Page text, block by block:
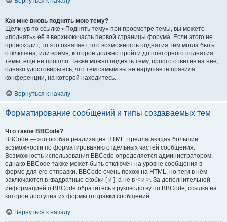
Как мне вновь поднять мою тему?
Щёлкнув по ссылке «Поднять тему» при просмотре темы, вы можете
«поднять» её в верхнюю часть первой страницы форума. Если этого не
происходит, то это означает, что возможность поднятия тем могла быть
отключена, или время, которое должно пройти до повторного поднятия
темы, ещё не прошло. Также можно поднять тему, просто ответив на неё,
однако удостоверьтесь, что тем самым вы не нарушаете правила
конференции, на которой находитесь.
Вернуться к началу
Форматирование сообщений и типы создаваемых тем
Что такое BBCode?
BBCode — это особая реализация HTML, предлагающая большие
возможности по форматированию отдельных частей сообщения.
Возможность использования BBCode определяется администратором,
однако BBCode также может быть отключён на уровне сообщения в
форме для его отправки. BBCode очень похож на HTML, но теги в нём
заключаются в квадратные скобки [ и ], а не в < и >. За дополнительной
информацией о BBCode обратитесь к руководству по BBCode, ссылка на
которое доступна из формы отправки сообщений.
Вернуться к началу